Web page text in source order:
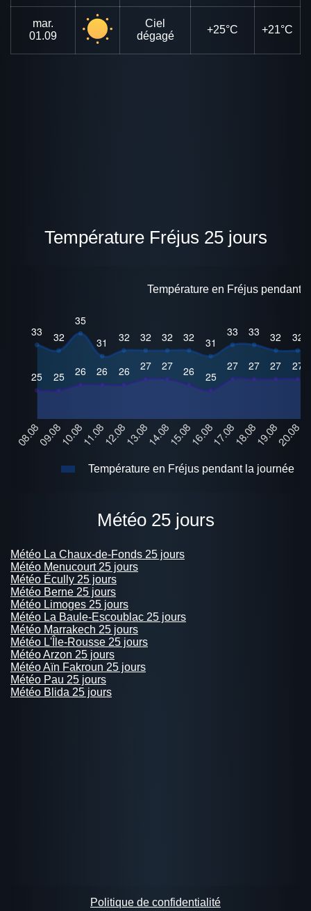
mar.
01.09
Ciel
dégagé
+25°C +21°C
Température Fréjus 25 jours
Température en Fréjus pendant
Température en Fréjus pendant la journée
Météo 25 jours
Météo La Chaux-de-Fonds 25 jours
Météo Menucourt 25 jours
Météo Écully 25 jours
Météo Berne 25 jours
Météo Limoges 25 jours
Météo La Baule-Escoublac 25 jours
Météo Marrakech 25 jours
Météo L'Île-Rousse 25 jours
Météo Arzon 25 jours
Météo Aïn Fakroun 25 jours
Météo Pau 25 jours
Météo Blida 25 jours
Politique de confidentialité